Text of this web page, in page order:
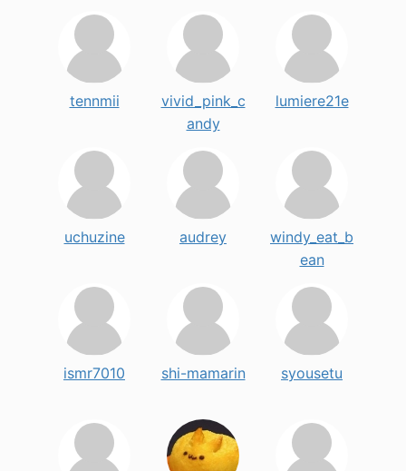
tennmii
vivid_pink_c
andy
lumiere21e
uchuzine audrey
windy_eat_b
ean
ismr7010 shi-mamarin syousetu